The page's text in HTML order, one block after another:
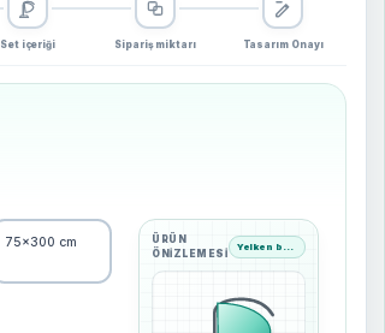
Set içeriği Sipariş miktarı Tasarım Onayı
75×300 cm
ÜRÜN
ÖNIZLEMESI